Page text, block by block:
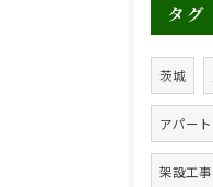
タグ
茨城
アパート
架設工事